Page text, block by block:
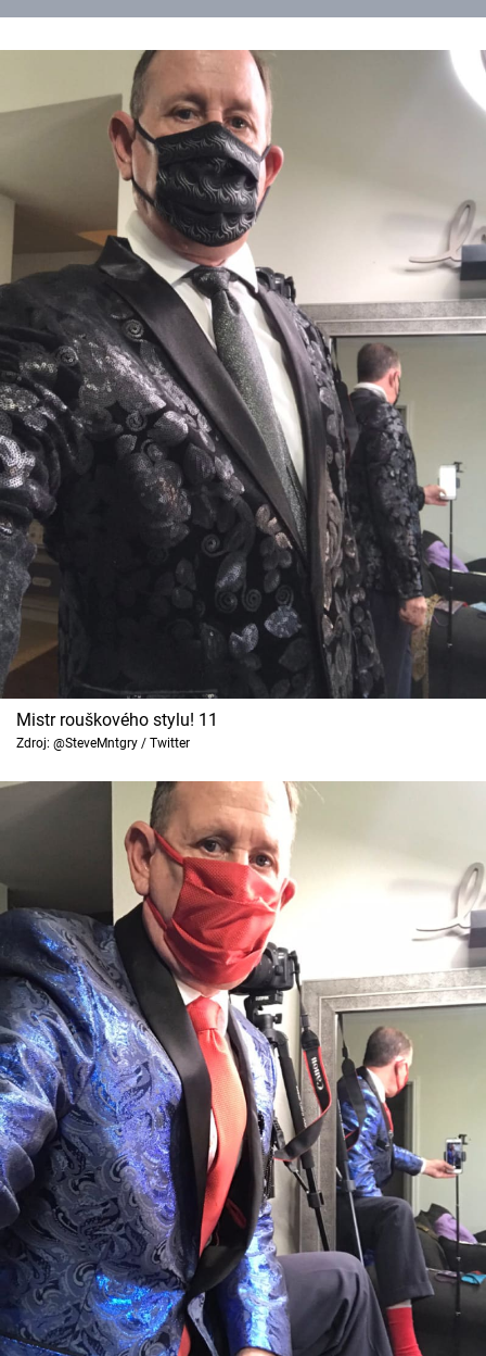
Mistr rouškového stylu! 11
Zdroj: @SteveMntgry / Twitter